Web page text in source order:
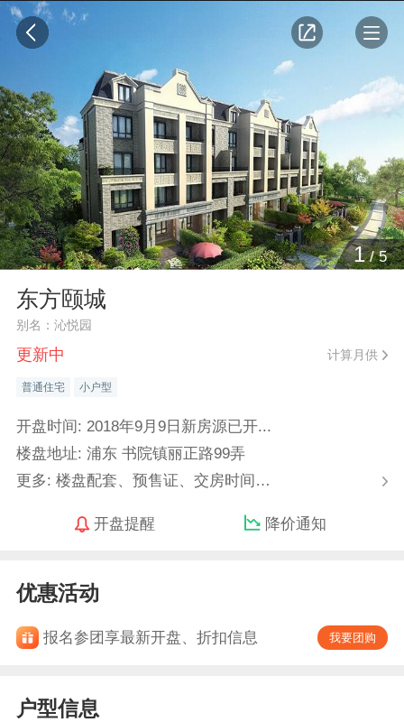
1/5
东方颐城
别名：沁悦园
更新中 计算月供
普通住宅 小户型
开盘时间: 2018年9月9日新房源已开...
楼盘地址: 浦东 书院镇丽正路99弄
更多: 楼盘配套、预售证、交房时间…
开盘提醒 降价通知
优惠活动
报名参团享最新开盘、折扣信息 我要团购
户型信息